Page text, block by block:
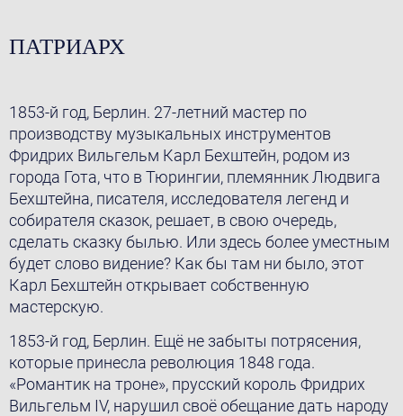
ПАТРИАРХ
1853-й год, Берлин. 27-летний мастер по
производству музыкальных инструментов
Фридрих Вильгельм Карл Бехштейн, родом из
города Гота, что в Тюрингии, племянник Людвига
Бехштейна, писателя, исследователя легенд и
собирателя сказок, решает, в свою очередь,
сделать сказку былью. Или здесь более уместным
будет слово видение? Как бы там ни было, этот
Карл Бехштейн открывает собственную
мастерскую.
1853-й год, Берлин. Ещё не забыты потрясения,
которые принесла революция 1848 года.
«Романтик на троне», прусский король Фридрих
Вильгельм IV, нарушил своё обещание дать народу